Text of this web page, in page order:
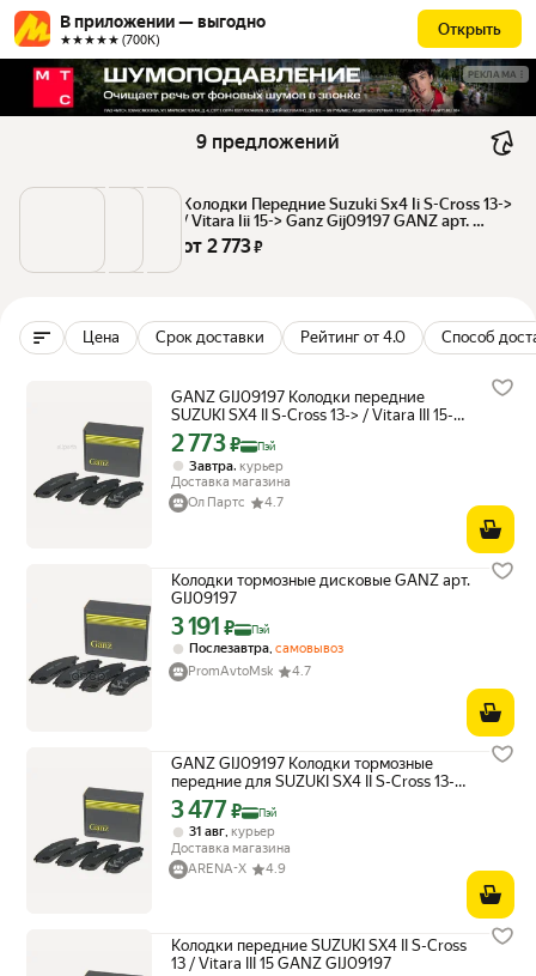
В приложении — выгодно
★★★★★ (700К)
Открыть
РЕКЛАМА
9 предложений
Колодки Передние Suzuki Sx4 Ii S-Cross 13->
/ Vitara Iii 15-> Ganz Gij09197 GANZ арт.
GIJ09197
от 2 773 ₽
Цена Срок доставки Рейтинг от 4.0 Способ
GANZ GIJ09197 Колодки передние
SUZUKI SX4 II S-Cross 13-> / Vitara III 15->
GANZ GIJ09197
Цена с картой Яндекс Пэй 2773 ₽ вместо
2 773₽ Пэй
Завтра, курьер
Доставка магазина
Ол Партс
4.7
Колодки тормозные дисковые GANZ арт.
GIJ09197
Цена с картой Яндекс Пэй 3191 ₽ вместо
3 191 ₽ Пэй
Послезавтра, самовывоз
PromAvtoMsk
4.7
GANZ GIJ09197 Колодки тормозные
передние для SUZUKI SX4 II S-Cross 13->
/ Vitara III 15-> GANZ GIJ09197
Цена с картой Яндекс Пэй 3477 ₽ вместо
3 477₽ Пэй
31 авг курьер
Доставка магазина
ARENA-X
4.9
Колодки передние SUZUKI SX4 II S-Cross
13 / Vitara III 15 GANZ GIJ09197